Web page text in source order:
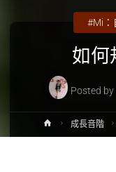
如何
Posted by
#Mi：
成長音階